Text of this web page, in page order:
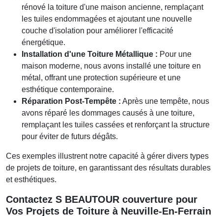
rénové la toiture d'une maison ancienne, remplaçant
les tuiles endommagées et ajoutant une nouvelle
couche d'isolation pour améliorer l'efficacité
énergétique.
Installation d'une Toiture Métallique : Pour une
maison moderne, nous avons installé une toiture en
métal, offrant une protection supérieure et une
esthétique contemporaine.
Réparation Post-Tempête : Après une tempête, nous
avons réparé les dommages causés à une toiture,
remplaçant les tuiles cassées et renforçant la structure
pour éviter de futurs dégâts.
Ces exemples illustrent notre capacité à gérer divers types
de projets de toiture, en garantissant des résultats durables
et esthétiques.
Contactez S BEAUTOUR couverture pour
Vos Projets de Toiture à Neuville-En-Ferrain